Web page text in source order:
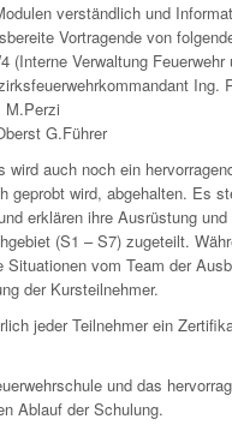
verständlich und
Vortragende von
(Interne Verwaltung
Ing.
M.Perzi
G.Führer
auch noch ein
geprobt wird, abgehalten. Es
erklären ihre Ausrüstung
(S1 – S7) zugeteilt.
Situationen vom Team der
der Kursteilnehmer.
jeder Teilnehmer ein
und das
Ablauf der Schulung.